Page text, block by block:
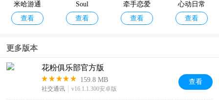
pp官方版
查看
米哈游通
行证官方a
查看
Soul
查看
牵手恋爱
查看
心动日常
查看
更多版本
花粉俱乐部官方版
159.8 MB
社交通讯 v16.1.1.300安卓版
查看